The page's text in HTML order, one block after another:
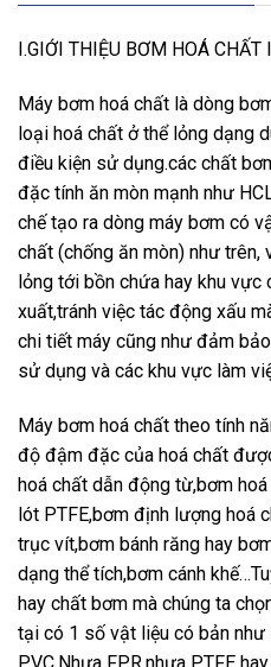
I.GIỚI THIỆU BƠM HOÁ CHẤT
Máy bơm hoá chất là dòng
loại hoá chất ở thể lỏng dạng
điều kiện sử dụng.các chất
đặc tính ăn mòn mạnh như
chế tạo ra dòng máy bơm có
chất (chống ăn mòn) như trên,
lỏng tới bồn chứa hay khu vực
xuất,tránh việc tác động xấu
chi tiết máy cũng như đảm
sử dụng và các khu vực làm
Máy bơm hoá chất theo tính
độ đậm đặc của hoá chất
hoá chất dẫn động từ,bơm
lót PTFE,bơm định lượng hoá
trục vít,bơm bánh răng hay
dạng thể tích,bơm cánh
hay chất bơm mà chúng ta
tại có 1 số vật liệu có bản như
PVC,Nhựa FPR,nhựa PTFE